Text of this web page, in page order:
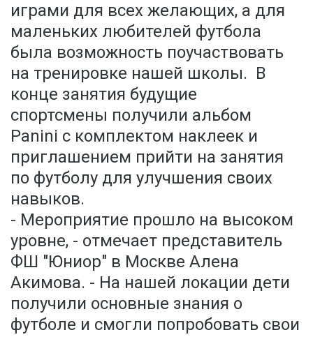
играми для всех желающих, а для
маленьких любителей футбола
была возможность поучаствовать
на тренировке нашей школы. В
конце занятия будущие
спортсмены получили альбом
Panini с комплектом наклеек и
приглашением прийти на занятия
по футболу для улучшения своих
навыков.
- Мероприятие прошло на высоком
уровне, - отмечает представитель
ФШ "Юниор" в Москве Алена
Акимова. - На нашей локации дети
получили основные знания о
футболе и смогли попробовать свои